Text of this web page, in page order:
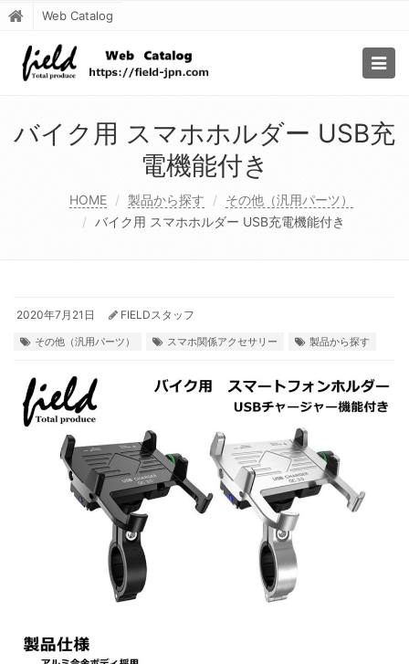
Web Catalog
バイク用 スマホホルダー USB充
電機能付き
HOME 製品から探す
その他（汎用パーツ）
バイク用 スマホホルダー USB充電機能付き
2020年7月21日 FIELDスタッフ
その他（汎用パーツ） スマホ関係アクセサリー 製品から探す